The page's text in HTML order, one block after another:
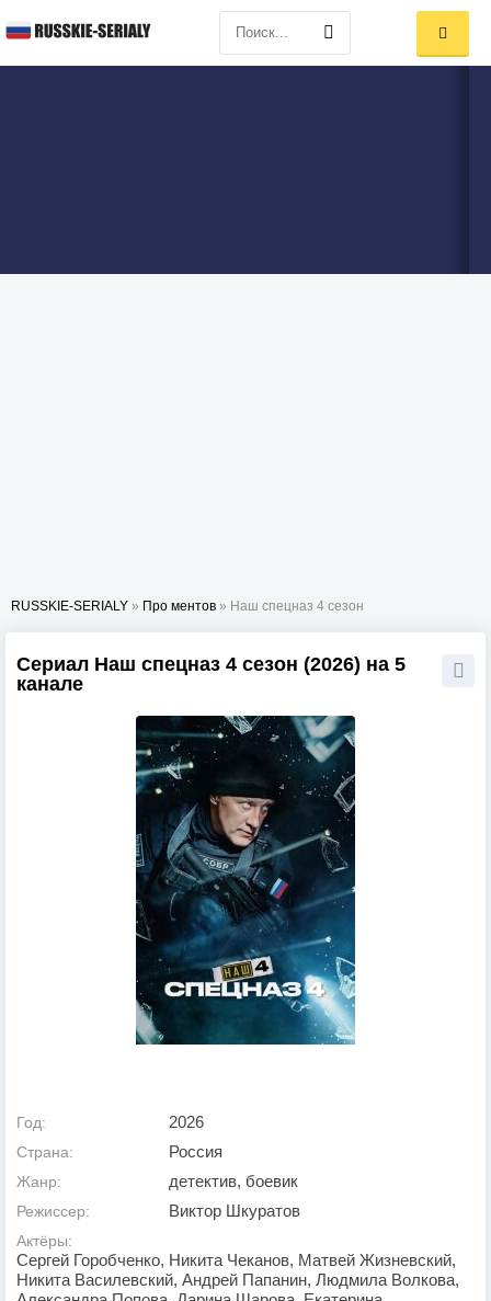
RUSSKIE-SERIALY » Про ментов » Наш спецназ 4 сезон
Сериал Наш спецназ 4 сезон (2026) на 5
канале
Год: 2026
Страна: Россия
Жанр: детектив, боевик
Режиссер: Виктор Шкуратов
Актёры:
Сергей Горобченко, Никита Чеканов, Матвей Жизневский,
Никита Василевский, Андрей Папанин, Людмила Волкова,